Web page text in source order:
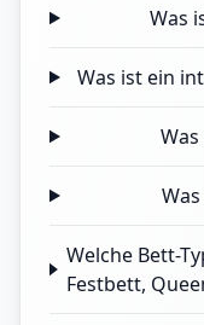
Was
Was ist ein
Welche Bett-
Festbett,